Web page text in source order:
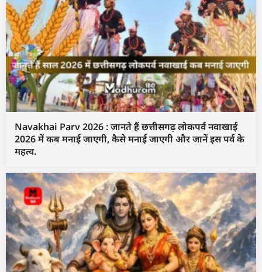
Navakhai Parv 2026 : जानते हैं छत्तीसगढ़ लोकपर्व नवाखाई
2026 में कब मनाई जाएगी, कैसे मनाई जाएगी और जानें इस पर्व के
महत्व.